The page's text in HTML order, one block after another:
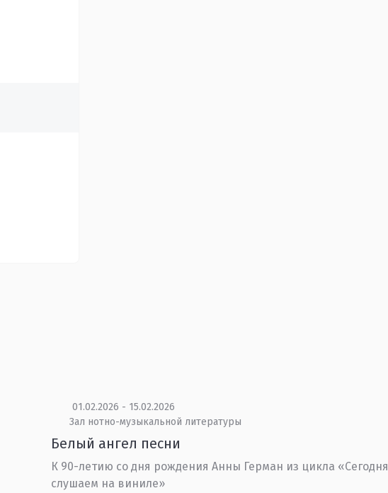
01.02.2026 - 15.02.2026
Зал нотно-музыкальной литературы
Белый ангел песни
К 90-летию со дня рождения Анны Герман из цикла «Сегодня
слушаем на виниле»